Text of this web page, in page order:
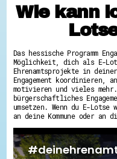
Wie kann
Das hessische Programm
Möglichkeit, dich als E-
Ehrenamtsprojekte in
Engagement koordinieren,
motivieren und vieles
bürgerschaftliches
umsetzen. Wenn du E-
an deine Kommune oder an